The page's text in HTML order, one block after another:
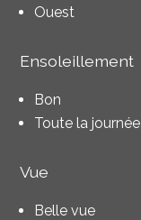
Ouest
Ensoleillement
Bon
Toute la journée
Vue
Belle vue